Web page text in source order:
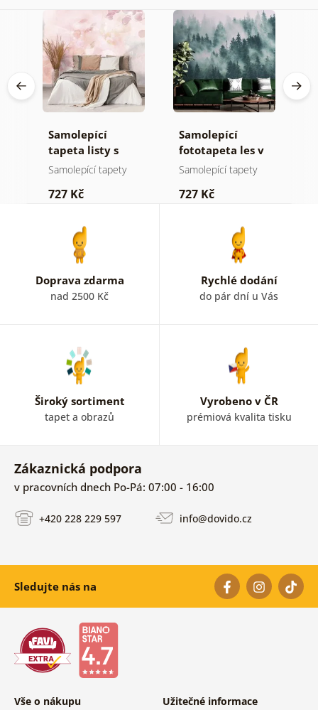
Samolepící
tapeta listy s
pastelovým
Samolepící tapety
727 Kč
Samolepící
fototapeta les v
mlze
Samolepící tapety
727 Kč
Doprava zdarma
nad 2500 Kč
Rychlé dodání
do pár dní u Vás
Široký sortiment
tapet a obrazů
Vyrobeno v ČR
prémiová kvalita tisku
Zákaznická podpora
v pracovních dnech Po-Pá: 07:00 - 16:00
+420 228 229 597 info@dovido.cz
Sledujte nás na
Vše o nákupu Užitečné informace